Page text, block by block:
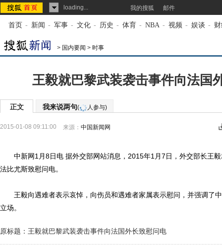
loading... 我的搜狐 邮件
首页 - 新闻 - 军事 - 文化 - 历史 - 体育 - NBA - 视频 - 娱谈 -
> 国内要闻 > 时事
王毅就巴黎武装袭击事件向法国
正文 我来说两句( 人参与)
2015-01-08 09:11:00 来源： 中国新闻网
中新网1月8日电 据外交部网站消息，2015年1月7日，外交部长王毅
法比尤斯致慰问电。
王毅向遇难者表示哀悼，向伤员和遇难者家属表示慰问，并强调了
立场。
原标题：王毅就巴黎武装袭击事件向法国外长致慰问电